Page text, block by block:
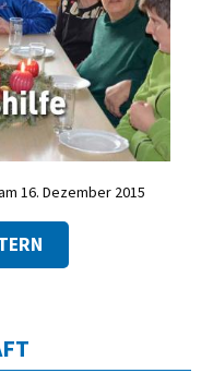
16. Dezember 2015